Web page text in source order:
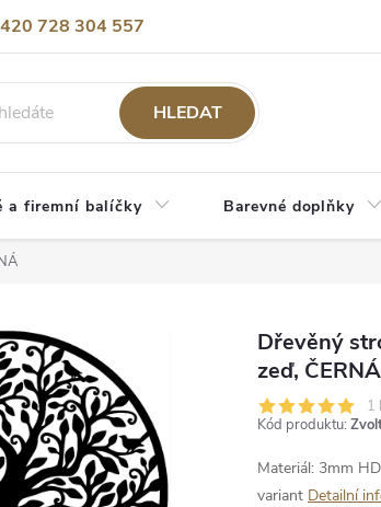
728 304 557
HLEDAT
a firemní balíčky Barevné doplňky
Dřevěný
zeď, ČERNÁ
1
Kód produktu:
Materiál: 3mm
variant Detailní